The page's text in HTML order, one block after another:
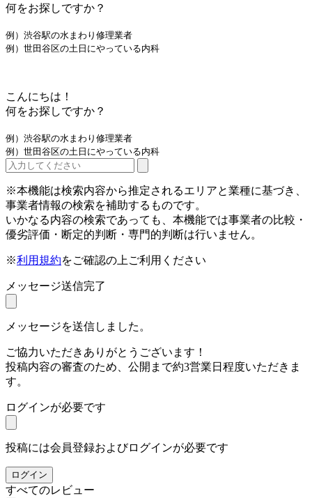
何をお探しですか？
例）渋谷駅の水まわり修理業者
例）世田谷区の土日にやっている内科
こんにちは！
何をお探しですか？
例）渋谷駅の水まわり修理業者
例）世田谷区の土日にやっている内科
※本機能は検索内容から推定されるエリアと業種に基づき、
事業者情報の検索を補助するものです。
いかなる内容の検索であっても、本機能では事業者の比較・
優劣評価・断定的判断・専門的判断は行いません。
※利用規約をご確認の上ご利用ください
メッセージ送信完了
メッセージを送信しました。
ご協力いただきありがとうございます！
投稿内容の審査のため、公開まで約3営業日程度いただきま
す。
ログインが必要です
投稿には会員登録およびログインが必要です
ログイン
すべてのレビュー